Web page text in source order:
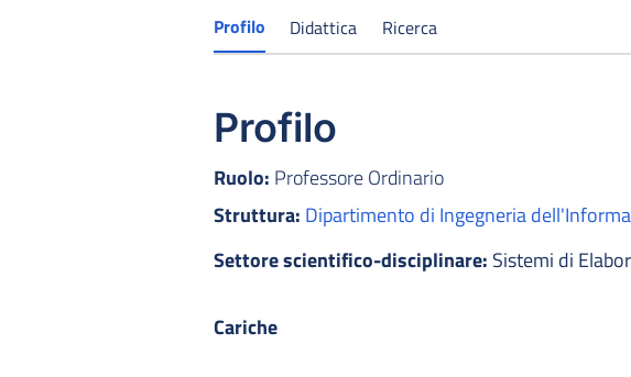
Profilo Didattica Ricerca
Profilo
Ruolo: Professore Ordinario
Struttura: Dipartimento di Ingegneria
Settore scientifico-disciplinare: Sistemi di
Cariche